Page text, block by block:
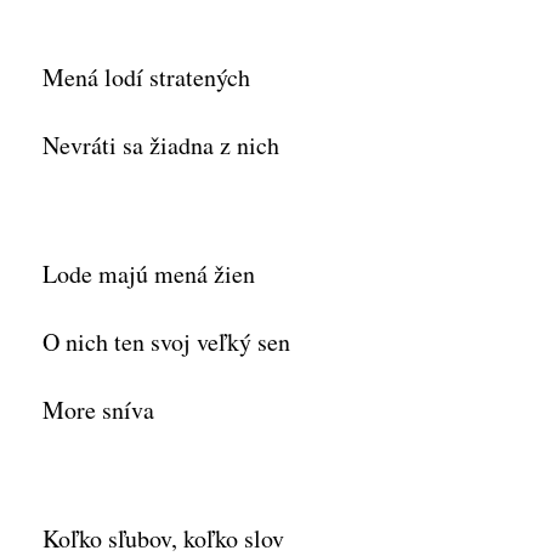
Mená lodí stratených
Nevráti sa žiadna z nich
Lode majú mená žien
O nich ten svoj veľký sen
More sníva
Koľko sľubov, koľko slov